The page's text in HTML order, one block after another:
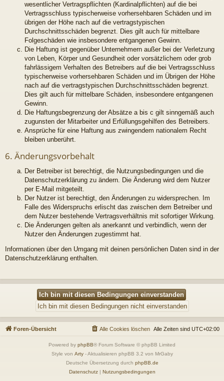
wesentlicher Vertragspflichten (Kardinalpflichten) auf die bei
Vertragsschluss typischerweise vorhersehbaren Schäden und im
übrigen der Höhe nach auf die vertragstypischen
Durchschnittsschäden begrenzt. Dies gilt auch für mittelbare
Folgeschäden wie insbesondere entgangenen Gewinn.
Die Haftung ist gegenüber Unternehmern außer bei der Verletzung
von Leben, Körper und Gesundheit oder vorsätzlichem oder grob
fahrlässigem Verhalten des Betreibers auf die bei Vertragsschluss
typischerweise vorhersehbaren Schäden und im Übrigen der Höhe
nach auf die vertragstypischen Durchschnittsschäden begrenzt.
Dies gilt auch für mittelbare Schäden, insbesondere entgangenen
Gewinn.
Die Haftungsbegrenzung der Absätze a bis c gilt sinngemäß auch
zugunsten der Mitarbeiter und Erfüllungsgehilfen des Betreibers.
Ansprüche für eine Haftung aus zwingendem nationalem Recht
bleiben unberührt.
6. Änderungsvorbehalt
Der Betreiber ist berechtigt, die Nutzungsbedingungen und die
Datenschutzerklärung zu ändern. Die Änderung wird dem Nutzer
per E-Mail mitgeteilt.
Der Nutzer ist berechtigt, den Änderungen zu widersprechen. Im
Falle des Widerspruchs erlischt das zwischen dem Betreiber und
dem Nutzer bestehende Vertragsverhältnis mit sofortiger Wirkung.
Die Änderungen gelten als anerkannt und verbindlich, wenn der
Nutzer den Änderungen zugestimmt hat.
Informationen über den Umgang mit deinen persönlichen Daten sind in der
Datenschutzerklärung enthalten.
Foren-Übersicht Alle Zeiten sind UTC+02:00
Alle Cookies löschen
Powered by phpBB® Forum Software © phpBB Limited
Style von Arty- Aktualisieren phpBB 3.2 von MrGaby
Deutsche Übersetzung durch phpBB.de
Datenschutz| Nutzungsbedingungen